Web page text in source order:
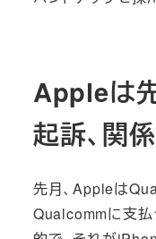
Appleは
起訴、関
先月、Appleは
Qualcommに支